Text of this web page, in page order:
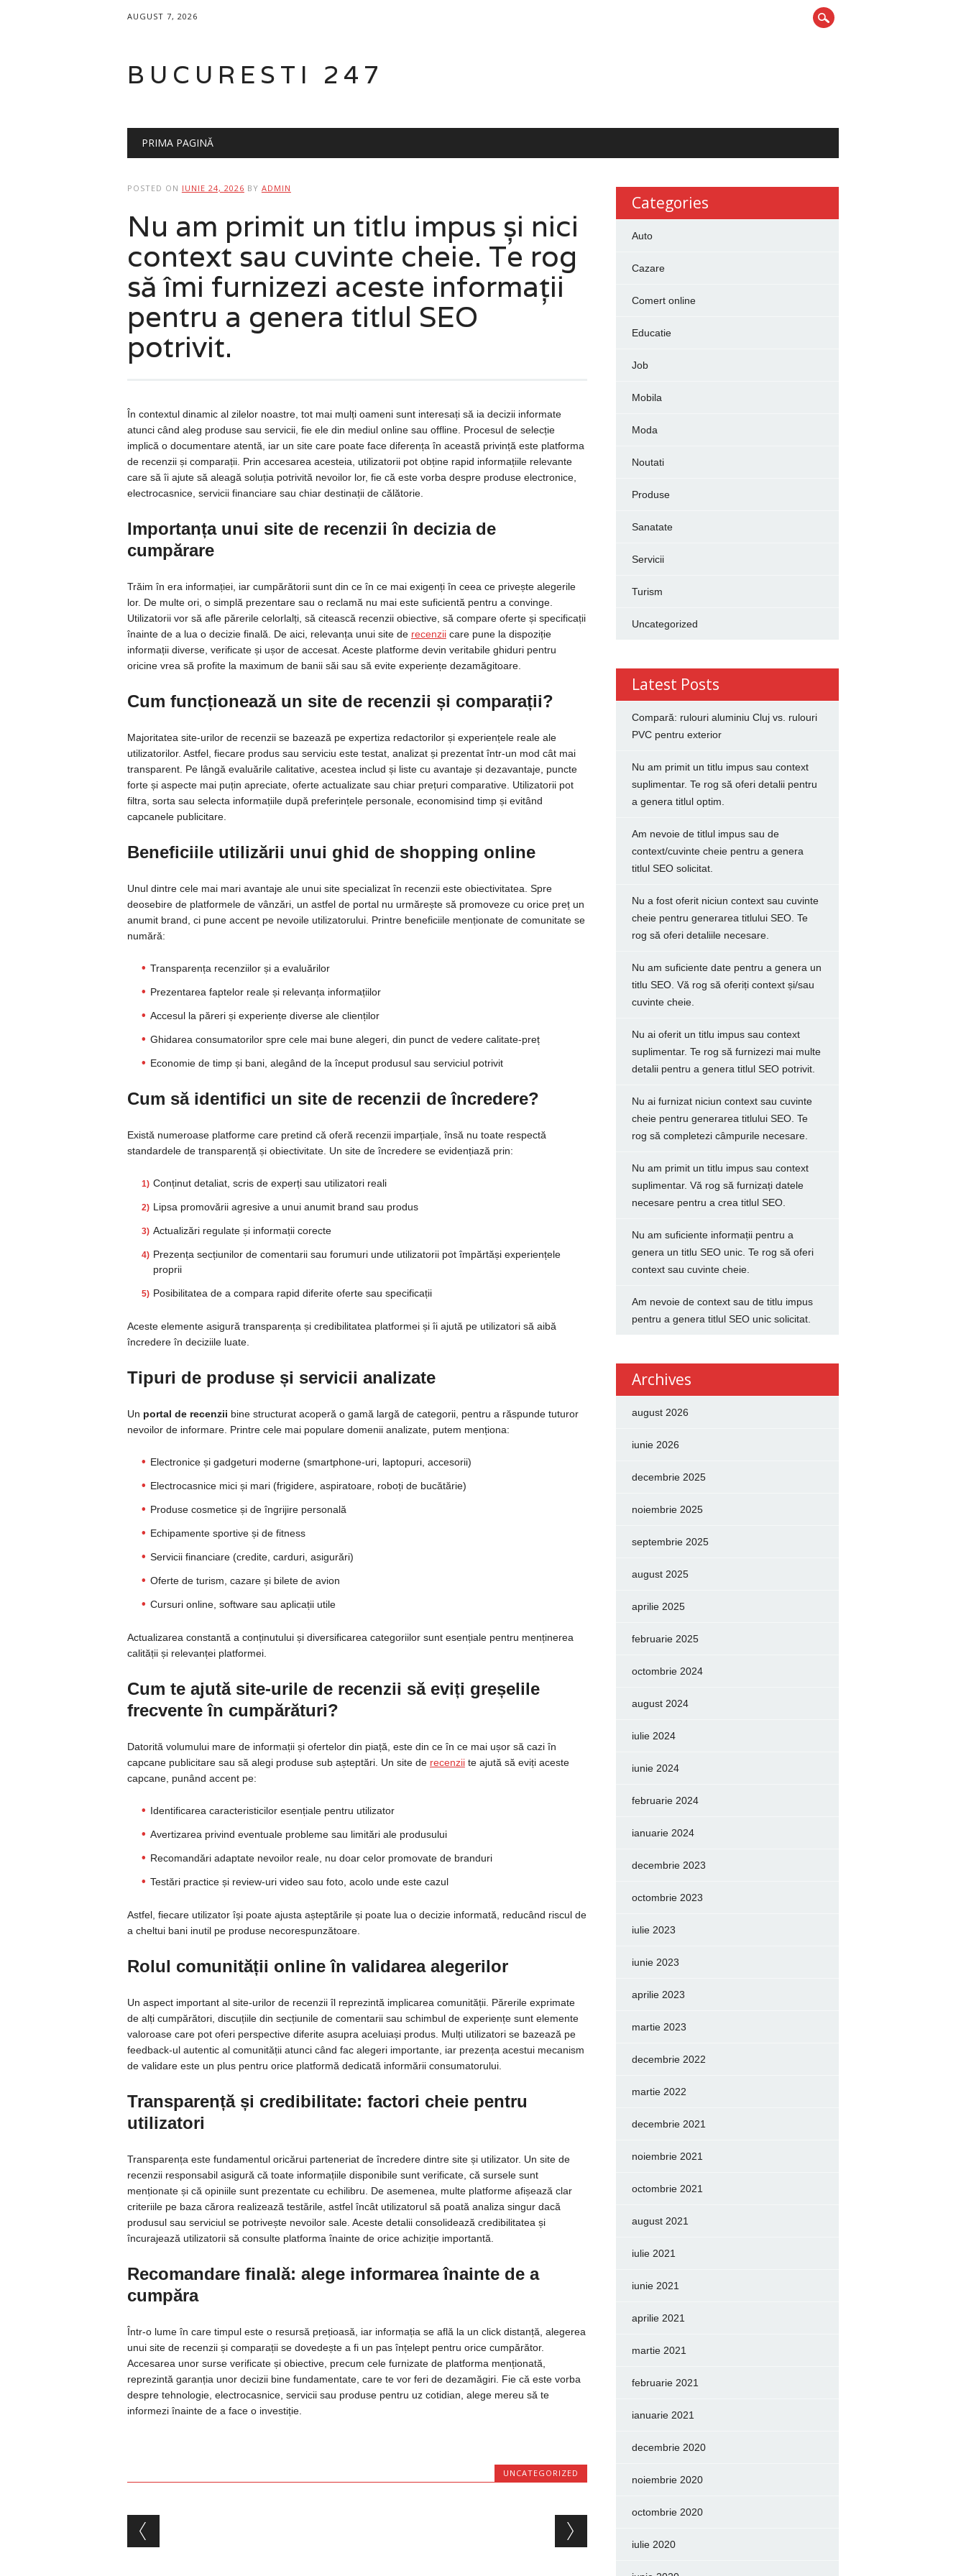
AUGUST 7, 2026
BUCURESTI 247
Main menu
PRIMA PAGINĂ
POSTED ON IUNIE 24, 2026 BY ADMIN
Nu am primit un titlu impus și nici
context sau cuvinte cheie. Te rog
să îmi furnizezi aceste informații
pentru a genera titlul SEO
potrivit.
În contextul dinamic al zilelor noastre, tot mai mulți oameni sunt interesați să ia decizii informate
atunci când aleg produse sau servicii, fie ele din mediul online sau offline. Procesul de selecție
implică o documentare atentă, iar un site care poate face diferența în această privință este platforma
de recenzii și comparații. Prin accesarea acesteia, utilizatorii pot obține rapid informațiile relevante
care să îi ajute să aleagă soluția potrivită nevoilor lor, fie că este vorba despre produse electronice,
electrocasnice, servicii financiare sau chiar destinații de călătorie.
Importanța unui site de recenzii în decizia de
cumpărare
Trăim în era informației, iar cumpărătorii sunt din ce în ce mai exigenți în ceea ce privește alegerile
lor. De multe ori, o simplă prezentare sau o reclamă nu mai este suficientă pentru a convinge.
Utilizatorii vor să afle părerile celorlalți, să citească recenzii obiective, să compare oferte și specificații
înainte de a lua o decizie finală. De aici, relevanța unui site de recenziicare pune la dispoziție
informații diverse, verificate și ușor de accesat. Aceste platforme devin veritabile ghiduri pentru
oricine vrea să profite la maximum de banii săi sau să evite experiențe dezamăgitoare.
Cum funcționează un site de recenzii și comparații?
Majoritatea site-urilor de recenzii se bazează pe expertiza redactorilor și experiențele reale ale
utilizatorilor. Astfel, fiecare produs sau serviciu este testat, analizat și prezentat într-un mod cât mai
transparent. Pe lângă evaluările calitative, acestea includ și liste cu avantaje și dezavantaje, puncte
forte și aspecte mai puțin apreciate, oferte actualizate sau chiar prețuri comparative. Utilizatorii pot
filtra, sorta sau selecta informațiile după preferințele personale, economisind timp și evitând
capcanele publicitare.
Beneficiile utilizării unui ghid de shopping online
Unul dintre cele mai mari avantaje ale unui site specializat în recenzii este obiectivitatea. Spre
deosebire de platformele de vânzări, un astfel de portal nu urmărește să promoveze cu orice preț un
anumit brand, ci pune accent pe nevoile utilizatorului. Printre beneficiile menționate de comunitate se
numără:
Transparența recenziilor și a evaluărilor
Prezentarea faptelor reale și relevanța informațiilor
Accesul la păreri și experiențe diverse ale clienților
Ghidarea consumatorilor spre cele mai bune alegeri, din punct de vedere calitate-preț
Economie de timp și bani, alegând de la început produsul sau serviciul potrivit
Cum să identifici un site de recenzii de încredere?
Există numeroase platforme care pretind că oferă recenzii imparțiale, însă nu toate respectă
standardele de transparență și obiectivitate. Un site de încredere se evidențiază prin:
Conținut detaliat, scris de experți sau utilizatori reali
Lipsa promovării agresive a unui anumit brand sau produs
Actualizări regulate și informații corecte
Prezența secțiunilor de comentarii sau forumuri unde utilizatorii pot împărtăși experiențele
proprii
Posibilitatea de a compara rapid diferite oferte sau specificații
Aceste elemente asigură transparența și credibilitatea platformei și îi ajută pe utilizatori să aibă
încredere în deciziile luate.
Tipuri de produse și servicii analizate
Un portal de recenzii bine structurat acoperă o gamă largă de categorii, pentru a răspunde tuturor
nevoilor de informare. Printre cele mai populare domenii analizate, putem menționa:
Electronice și gadgeturi moderne (smartphone-uri, laptopuri, accesorii)
Electrocasnice mici și mari (frigidere, aspiratoare, roboți de bucătărie)
Produse cosmetice și de îngrijire personală
Echipamente sportive și de fitness
Servicii financiare (credite, carduri, asigurări)
Oferte de turism, cazare și bilete de avion
Cursuri online, software sau aplicații utile
Actualizarea constantă a conținutului și diversificarea categoriilor sunt esențiale pentru menținerea
calității și relevanței platformei.
Cum te ajută site-urile de recenzii să eviți greșelile
frecvente în cumpărături?
Datorită volumului mare de informații și ofertelor din piață, este din ce în ce mai ușor să cazi în
capcane publicitare sau să alegi produse sub așteptări. Un site de recenziite ajută să eviți aceste
capcane, punând accent pe:
Identificarea caracteristicilor esențiale pentru utilizator
Avertizarea privind eventuale probleme sau limitări ale produsului
Recomandări adaptate nevoilor reale, nu doar celor promovate de branduri
Testări practice și review-uri video sau foto, acolo unde este cazul
Astfel, fiecare utilizator își poate ajusta așteptările și poate lua o decizie informată, reducând riscul de
a cheltui bani inutil pe produse necorespunzătoare.
Rolul comunității online în validarea alegerilor
Un aspect important al site-urilor de recenzii îl reprezintă implicarea comunității. Părerile exprimate
de alți cumpărători, discuțiile din secțiunile de comentarii sau schimbul de experiențe sunt elemente
valoroase care pot oferi perspective diferite asupra aceluiași produs. Mulți utilizatori se bazează pe
feedback-ul autentic al comunității atunci când fac alegeri importante, iar prezența acestui mecanism
de validare este un plus pentru orice platformă dedicată informării consumatorului.
Transparență și credibilitate: factori cheie pentru
utilizatori
Transparența este fundamentul oricărui parteneriat de încredere dintre site și utilizator. Un site de
recenzii responsabil asigură că toate informațiile disponibile sunt verificate, că sursele sunt
menționate și că opiniile sunt prezentate cu echilibru. De asemenea, multe platforme afișează clar
criteriile pe baza cărora realizează testările, astfel încât utilizatorul să poată analiza singur dacă
produsul sau serviciul se potrivește nevoilor sale. Aceste detalii consolidează credibilitatea și
încurajează utilizatorii să consulte platforma înainte de orice achiziție importantă.
Recomandare finală: alege informarea înainte de a
cumpăra
Într-o lume în care timpul este o resursă prețioasă, iar informația se află la un click distanță, alegerea
unui site de recenzii și comparații se dovedește a fi un pas înțelept pentru orice cumpărător.
Accesarea unor surse verificate și obiective, precum cele furnizate de platforma menționată,
reprezintă garanția unor decizii bine fundamentate, care te vor feri de dezamăgiri. Fie că este vorba
despre tehnologie, electrocasnice, servicii sau produse pentru uz cotidian, alege mereu să te
informezi înainte de a face o investiție.
UNCATEGORIZED
Post navigation
Categories
Auto
Cazare
Comert online
Educatie
Job
Mobila
Moda
Noutati
Produse
Sanatate
Servicii
Turism
Uncategorized
Latest Posts
Compară: rulouri aluminiu Cluj vs. rulouri
PVC pentru exterior
Nu am primit un titlu impus sau context
suplimentar. Te rog să oferi detalii pentru
a genera titlul optim.
Am nevoie de titlul impus sau de
context/cuvinte cheie pentru a genera
titlul SEO solicitat.
Nu a fost oferit niciun context sau cuvinte
cheie pentru generarea titlului SEO. Te
rog să oferi detaliile necesare.
Nu am suficiente date pentru a genera un
titlu SEO. Vă rog să oferiți context și/sau
cuvinte cheie.
Nu ai oferit un titlu impus sau context
suplimentar. Te rog să furnizezi mai multe
detalii pentru a genera titlul SEO potrivit.
Nu ai furnizat niciun context sau cuvinte
cheie pentru generarea titlului SEO. Te
rog să completezi câmpurile necesare.
Nu am primit un titlu impus sau context
suplimentar. Vă rog să furnizați datele
necesare pentru a crea titlul SEO.
Nu am suficiente informații pentru a
genera un titlu SEO unic. Te rog să oferi
context sau cuvinte cheie.
Am nevoie de context sau de titlu impus
pentru a genera titlul SEO unic solicitat.
Archives
august 2026
iunie 2026
decembrie 2025
noiembrie 2025
septembrie 2025
august 2025
aprilie 2025
februarie 2025
octombrie 2024
august 2024
iulie 2024
iunie 2024
februarie 2024
ianuarie 2024
decembrie 2023
octombrie 2023
iulie 2023
iunie 2023
aprilie 2023
martie 2023
decembrie 2022
martie 2022
decembrie 2021
noiembrie 2021
octombrie 2021
august 2021
iulie 2021
iunie 2021
aprilie 2021
martie 2021
februarie 2021
ianuarie 2021
decembrie 2020
noiembrie 2020
octombrie 2020
iulie 2020